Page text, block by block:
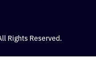
Rights Reserved.